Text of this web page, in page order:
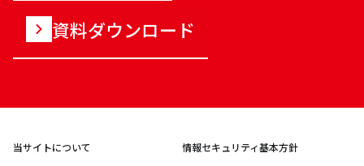
資料ダウンロード
当サイトについて 情報セキュリティ基本方針